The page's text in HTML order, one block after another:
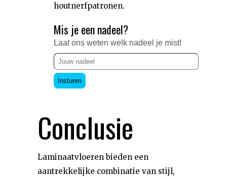
houtnerfpatronen.
Mis je een nadeel?
Laat ons weten welk nadeel je mist!
Insturen
Conclusie
Laminaatvloeren bieden een
aantrekkelijke combinatie van stijl,